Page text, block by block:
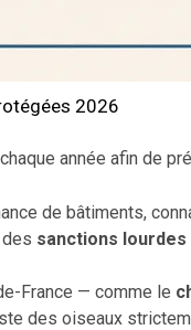
2026
année afin de
de bâtiments,
sanctions lourdes
France — comme le
des oiseaux